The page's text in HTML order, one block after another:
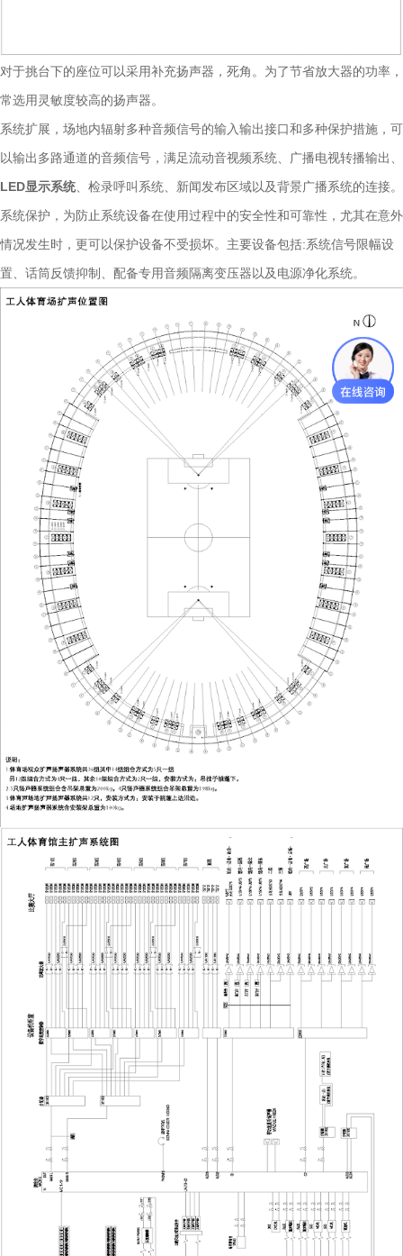
对于挑台下的座位可以采用补充扬声器，死角。为了节省放大器的功率，
常选用灵敏度较高的扬声器。
系统扩展，场地内辐射多种音频信号的输入输出接口和多种保护措施，可
以输出多路通道的音频信号，满足流动音视频系统、广播电视转播输出、
LED显示系统、检录呼叫系统、新闻发布区域以及背景广播系统的连接。
系统保护，为防止系统设备在使用过程中的安全性和可靠性，尤其在意外
情况发生时，更可以保护设备不受损坏。主要设备包括:系统信号限幅设
置、话筒反馈抑制、配备专用音频隔离变压器以及电源净化系统。